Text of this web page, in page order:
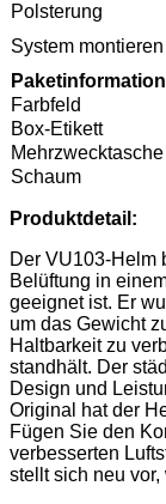
Polsterung
System montieren
Farbfeld
Box-Etikett
Mehrzwecktasche
Schaum
Produktdetail:
Der VU103-Helm
Belüftung in
geeignet ist. Er
um das Gewicht
Haltbarkeit zu
standhält. Der
Design und
Original hat der
Fügen Sie den
verbesserten
stellt sich neu